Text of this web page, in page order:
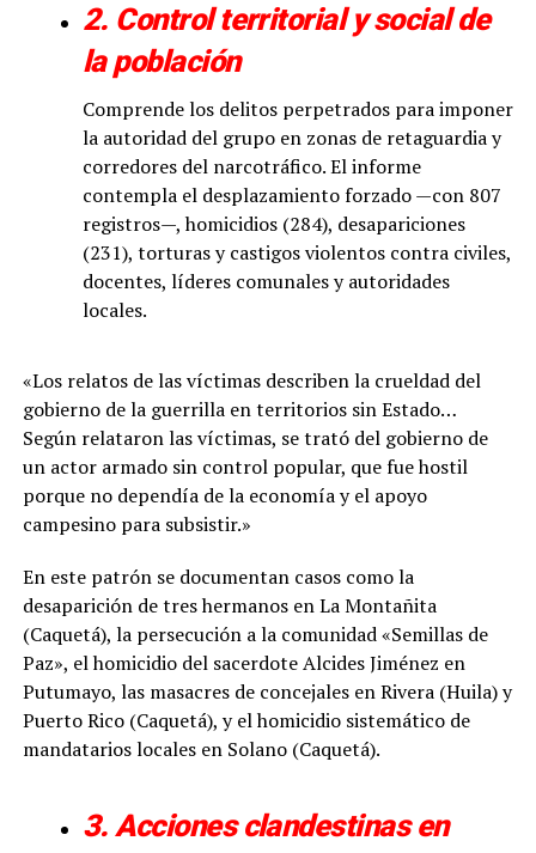
2. Control territorial y social de
la población
Comprende los delitos perpetrados para imponer
la autoridad del grupo en zonas de retaguardia y
corredores del narcotráfico. El informe
contempla el desplazamiento forzado —con 807
registros—, homicidios (284), desapariciones
(231), torturas y castigos violentos contra civiles,
docentes, líderes comunales y autoridades
locales.
«Los relatos de las víctimas describen la crueldad del
gobierno de la guerrilla en territorios sin Estado…
Según relataron las víctimas, se trató del gobierno de
un actor armado sin control popular, que fue hostil
porque no dependía de la economía y el apoyo
campesino para subsistir.»
En este patrón se documentan casos como la
desaparición de tres hermanos en La Montañita
(Caquetá), la persecución a la comunidad «Semillas de
Paz», el homicidio del sacerdote Alcides Jiménez en
Putumayo, las masacres de concejales en Rivera (Huila) y
Puerto Rico (Caquetá), y el homicidio sistemático de
mandatarios locales en Solano (Caquetá).
3. Acciones clandestinas en